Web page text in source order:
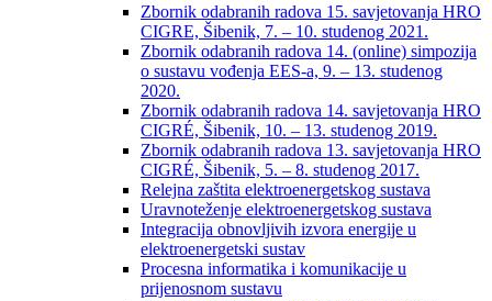
Zbornik odabranih radova 15. savjetovanja HRO
CIGRE, Šibenik, 7. – 10. studenog 2021.
Zbornik odabranih radova 14. (online) simpozija
o sustavu vođenja EES-a, 9. – 13. studenog
2020.
Zbornik odabranih radova 14. savjetovanja HRO
CIGRÉ, Šibenik, 10. – 13. studenog 2019.
Zbornik odabranih radova 13. savjetovanja HRO
CIGRÉ, Šibenik, 5. – 8. studenog 2017.
Relejna zaštita elektroenergetskog sustava
Uravnoteženje elektroenergetskog sustava
Integracija obnovljivih izvora energije u
elektroenergetski sustav
Procesna informatika i komunikacije u
prijenosnom sustavu